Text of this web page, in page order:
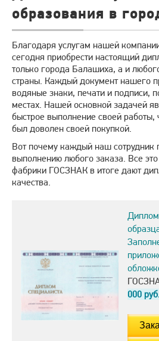
образования в
Благодаря услугам нашей
сегодня приобрести настоящий
только города Балашиха, а и
страны. Каждый документ нашего
водяные знаки, печати и подписи,
местах. Нашей основной задачей
быстрое выполнение своей
был доволен своей покупкой.
Вот почему каждый наш сотрудник
выполнению любого заказа. Все
фабрики ГОСЗНАК в итоге дают
качества.
Диплом
000